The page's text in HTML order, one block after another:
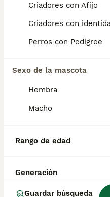
Criadores con Afijo
Criadores con
Perros con Pedigree
Sexo de la mascota
Hembra
Macho
Rango de edad
Generación
Guardar búsqueda
El coste de
variar según factores
reputación del
geográfica. Es
Informarse bien y
decisión.
ladran mucho?
¿Schapendoes